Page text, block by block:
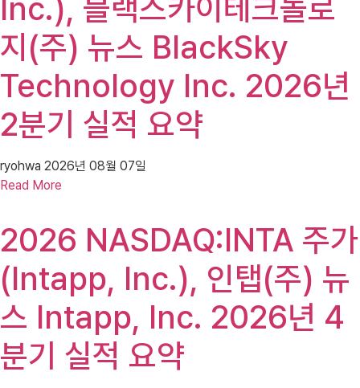
Inc.), 블랙스카이테크놀로
지(주) 뉴스 BlackSky
Technology Inc. 2026년
2분기 실적 요약
ryohwa 2026년 08월 07일
Read More
2026 NASDAQ:INTA 주가
(Intapp, Inc.), 인탭(주) 뉴
스 Intapp, Inc. 2026년 4
분기 실적 요약